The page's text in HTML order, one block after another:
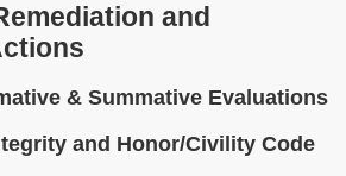
and
& Summative Evaluations
and Honor/Civility Code